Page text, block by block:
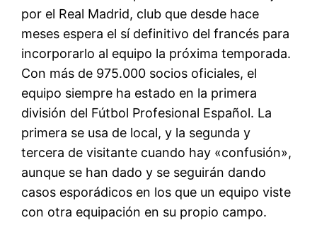
por el Real Madrid, club que desde hace
meses espera el sí definitivo del francés para
incorporarlo al equipo la próxima temporada.
Con más de 975.000 socios oficiales, el
equipo siempre ha estado en la primera
división del Fútbol Profesional Español. La
primera se usa de local, y la segunda y
tercera de visitante cuando hay «confusión»,
aunque se han dado y se seguirán dando
casos esporádicos en los que un equipo viste
con otra equipación en su propio campo.